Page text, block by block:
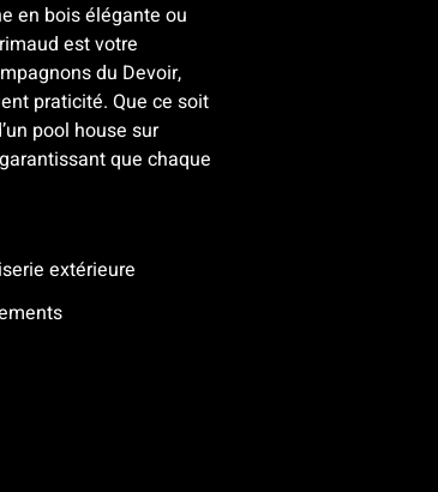
en bois élégante ou
est votre
du Devoir,
praticité. Que ce soit
pool house sur
que chaque
extérieure